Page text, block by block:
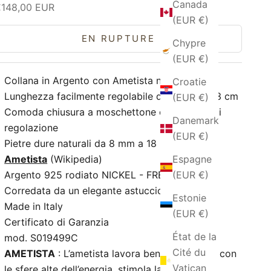
Canada
(EUR €)
Chypre
(EUR €)
Croatie
(EUR €)
Danemark
(EUR €)
Espagne
(EUR €)
Estonie
(EUR €)
État de la
Cité du
Vatican
de vente
EUR
EN RUPTURE
Collana in Argento con Ametista naturale
Lunghezza facilmente regolabile da 51 cm a 53 cm
Comoda chiusura a moschettone con catena di
regolazione
Pietre dure naturali da 8 mm a 18 mm
Ametista (Wikipedia)
Argento 925 rodiato NICKEL - FREE
Corredata da un elegante astuccio
Made in Italy
Certificato di Garanzia
mod. S019499C
AMETISTA : L’ametista lavora bene a contatto con